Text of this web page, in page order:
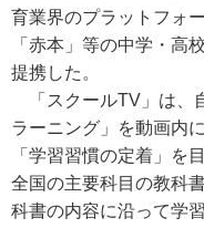
育業界のプラットフォ
「赤本」等の中学・高
提携した。
「スクールTV」は、
ラーニング」を動画内
「学習習慣の定着」を
全国の主要科目の教科
科書の内容に沿って学